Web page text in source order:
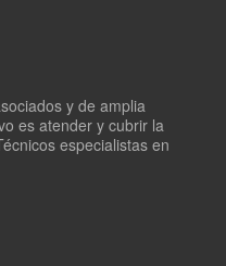
y de amplia
es atender y cubrir la
especialistas en